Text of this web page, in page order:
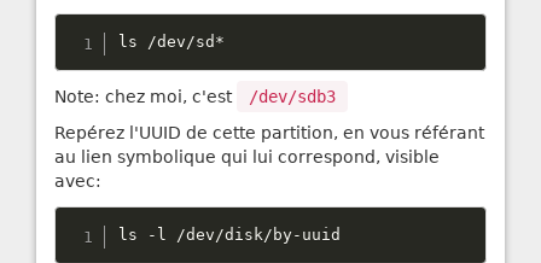
ls /dev/sd *
Note: chez moi, c'est
/dev/sdb3
Repérez l'UUID de cette partition, en vous référant
au lien symbolique qui lui correspond, visible
avec:
ls - l /dev/disk/ by- uuid